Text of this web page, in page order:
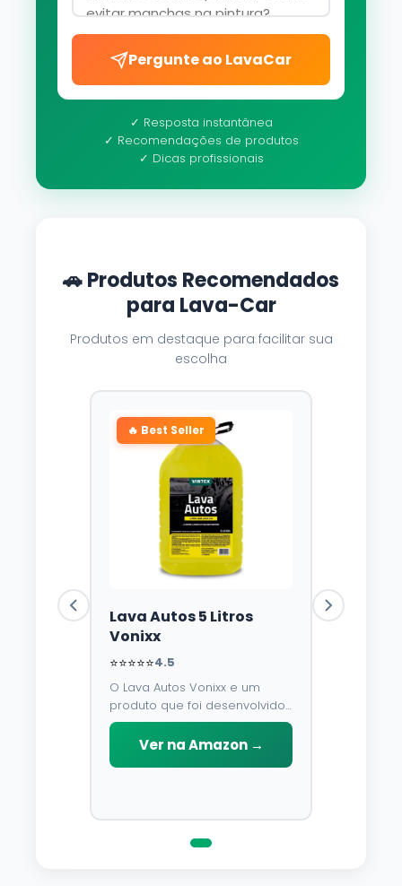
Pergunte ao LavaCar
✓ Resposta instantânea
✓ Recomendações de produtos
✓ Dicas profissionais
🚗 Produtos Recomendados
para Lava-Car
Produtos em destaque para facilitar sua
escolha
🔥 Best Seller
Lava Autos 5 Litros
Vonixx
⭐⭐⭐⭐⭐4.5
O Lava Autos Vonixx e um
produto que foi desenvolvido
para limpar, proteger e
conservar a lataria do veiculo.
Por possuir pH neutro, pode
Ver na Amazon →